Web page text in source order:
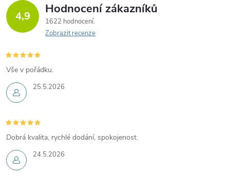
4,9 Hodnocení zákazníků
1622 hodnocení
Zobrazit recenze
25.5.2026
Vše v pořádku.
24.5.2026
Dobrá kvalita, rychlé dodání, spokojenost.